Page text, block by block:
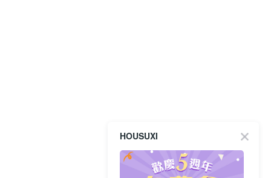
HOUSUXI